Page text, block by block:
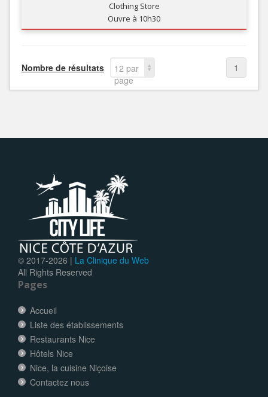
Clothing Store
Ouvre à 10h30
Nombre de résultats
12 par
page
1
© 2017-2026 | La Clinique du Web
All Rights Reserved
Pages
Accueil
Liste des établissements
Restaurants Nice
Hôtels Nice
Nice, la cuisine Niçoise
Contactez nous